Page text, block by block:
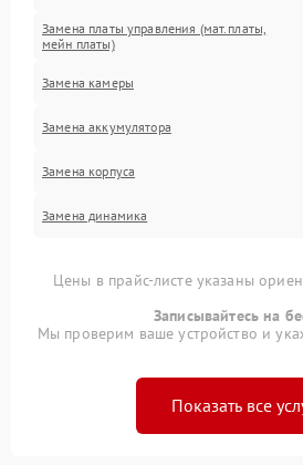
Замена платы управления (мат.платы,
мейн платы)
Замена камеры
Замена аккумулятора
Замена корпуса
Замена динамика
Цены в прайс-листе указаны
Записывайтесь на
Мы проверим ваше устройство и
Показать все